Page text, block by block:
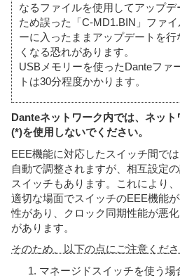
なるファイルを使用してアップ
ため誤った「C-MD1.BIN」ファ
ーに入ったままアップデートを
くなる恐れがあります。
USBメモリーを使ったDanteファ
トは30分程度かかります。
Danteネットワーク内では、ネッ
(*)を使用しないでください。
EEE機能に対応したスイッチ間で
自動で調整されますが、相互設定
スイッチもあります。これにより
適切な場面でスイッチのEEE機能
性があり、クロック同期性能が悪
があります。
そのため、以下の点にご注意くださ
マネージドスイッチを使う